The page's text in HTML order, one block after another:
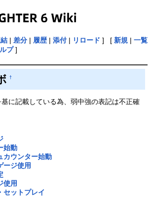
| 差分| 履歴| 添付| リロード ] [ 新規| 一覧
プ]
†
に記載している為、弱中強の表記は不正確
始動
カウンター始動
ージ使用
使用
セットプレイ